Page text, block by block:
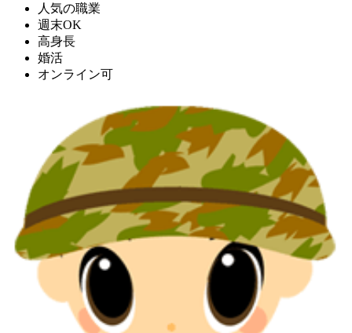
人気の職業
週末OK
高身長
婚活
オンライン可